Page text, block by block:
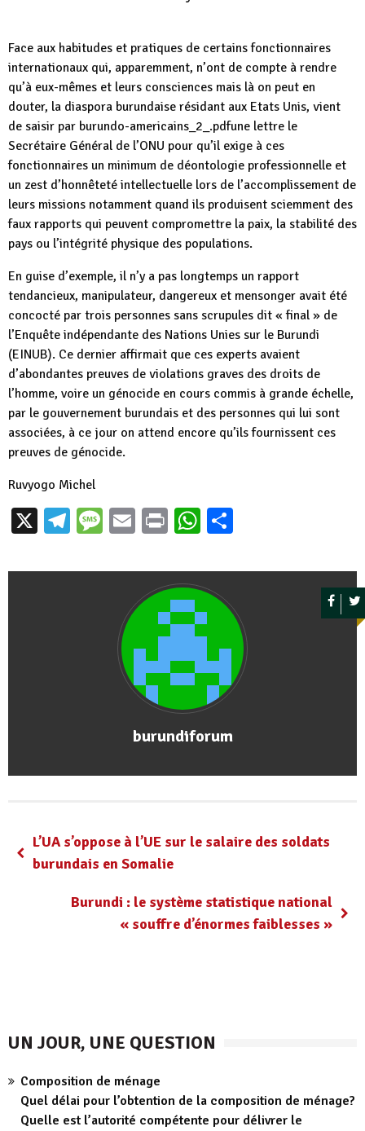
Face aux habitudes et pratiques de certains fonctionnaires
internationaux qui, apparemment, n’ont de compte à rendre
qu’à eux-mêmes et leurs consciences mais là on peut en
douter, la diaspora burundaise résidant aux Etats Unis, vient
de saisir par burundo-americains_2_.pdfune lettre le
Secrétaire Général de l’ONU pour qu’il exige à ces
fonctionnaires un minimum de déontologie professionnelle et
un zest d’honnêteté intellectuelle lors de l’accomplissement de
leurs missions notamment quand ils produisent sciemment des
faux rapports qui peuvent compromettre la paix, la stabilité des
pays ou l’intégrité physique des populations.
En guise d’exemple, il n’y a pas longtemps un rapport
tendancieux, manipulateur, dangereux et mensonger avait été
concocté par trois personnes sans scrupules dit « final » de
l’Enquête indépendante des Nations Unies sur le Burundi
(EINUB). Ce dernier affirmait que ces experts avaient
d’abondantes preuves de violations graves des droits de
l’homme, voire un génocide en cours commis à grande échelle,
par le gouvernement burundais et des personnes qui lui sont
associées, à ce jour on attend encore qu’ils fournissent ces
preuves de génocide.
Ruvyogo Michel
X Telegram
Message
EmailPrintWhatsApp
burundiforum
L’UA s’oppose à l’UE sur le salaire des soldats
burundais en Somalie
Burundi : le système statistique national
« souffre d’énormes faiblesses »
UN JOUR, UNE QUESTION
Composition de ménage
Quel délai pour l’obtention de la composition de ménage?
Quelle est l’autorité compétente pour délivrer le